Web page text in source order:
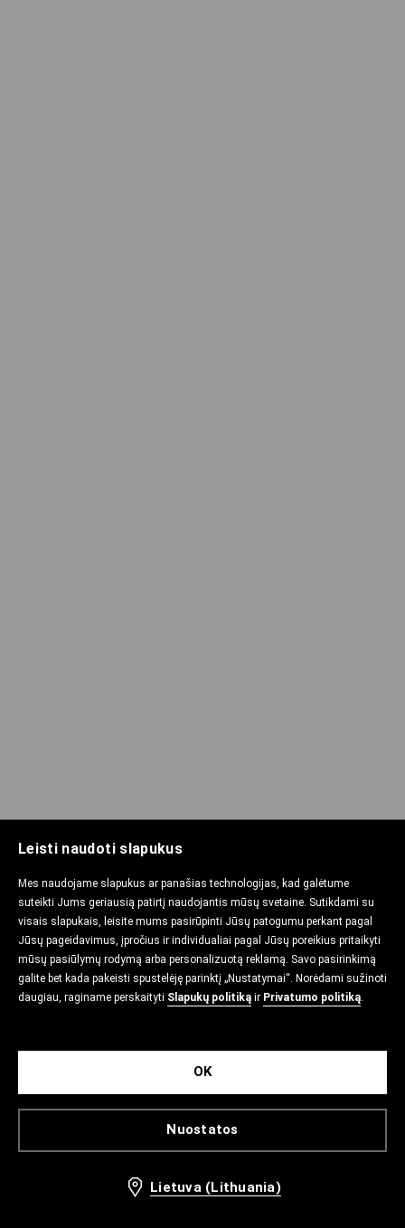
Leisti naudoti slapukus
Mes naudojame slapukus ar panašias technologijas, kad galėtume
suteikti Jums geriausią patirtį naudojantis mūsų svetaine. Sutikdami su
visais slapukais, leisite mums pasirūpinti Jūsų patogumu perkant pagal
Jūsų pageidavimus, įpročius ir individualiai pagal Jūsų poreikius pritaikyti
mūsų pasiūlymų rodymą arba personalizuotą reklamą. Savo pasirinkimą
galite bet kada pakeisti spustelėję parinktį „Nustatymai“. Norėdami sužinoti
daugiau, raginame perskaityti Slapukų politiką ir Privatumo politiką.
Nuostatos
OK
Lietuva (Lithuania)